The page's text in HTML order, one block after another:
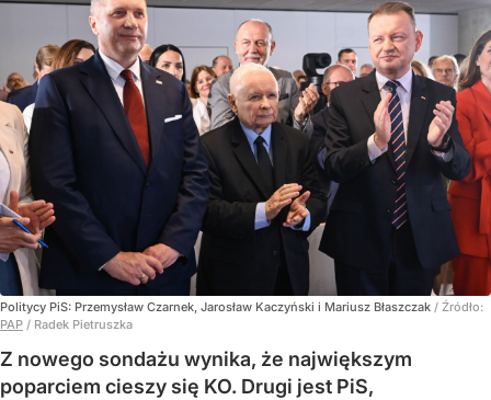
Politycy PiS: Przemysław Czarnek, Jarosław Kaczyński i Mariusz Błaszczak / Źródło:
PAP / Radek Pietruszka
Z nowego sondażu wynika, że największym
poparciem cieszy się KO. Drugi jest PiS,